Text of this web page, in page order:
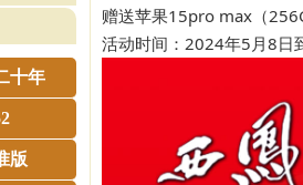
十年
版
赠送苹果15pro max（
活动时间：2024年5月8日